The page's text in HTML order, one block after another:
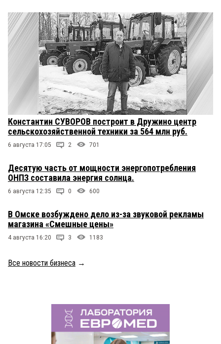
Константин СУВОРОВ построит в Дружино центр
сельскохозяйственной техники за 564 млн руб.
6 августа 17:05 2 701
Десятую часть от мощности энергопотребления
ОНПЗ составила энергия солнца.
6 августа 12:35 0 600
В Омске возбуждено дело из-за звуковой рекламы
магазина «Смешные цены»
4 августа 16:20 3 1183
Все новости бизнеса →